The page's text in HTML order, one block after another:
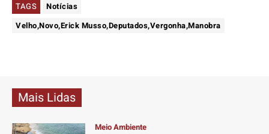
TAGS
Notícias
Velho,Novo,Erick Musso,Deputados,Vergonha,Manobra
Mais Lidas
Meio Ambiente